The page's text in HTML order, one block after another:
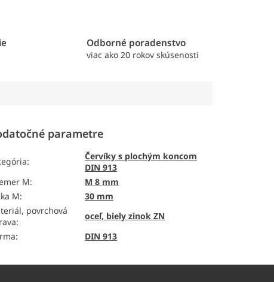
Odborné poradenstvo
viac ako 20 rokov skúsenosti
parametre
:
Červíky s plochým koncom
DIN 913
M:
M 8 mm
M:
30 mm
povrchová
:
oceľ, biely zinok ZN
: DIN 913